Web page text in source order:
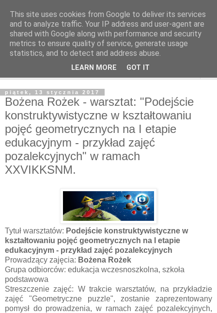
piątek, 13 stycznia 2017
Bożena Rożek - warsztat: "Podejście
konstruktywistyczne w kształtowaniu
pojęć geometrycznych na I etapie
edukacyjnym - przykład zajęć
pozalekcyjnych" w ramach
XXVIKKSNM.
Tytuł warsztatów: Podejście konstruktywistyczne w
kształtowaniu pojęć geometrycznych na I etapie
edukacyjnym - przykład zajęć pozalekcyjnych
Prowadzący zajęcia: Bożena Rożek
Grupa odbiorców: edukacja wczesnoszkolna, szkoła
podstawowa
Streszczenie zajęć: W trakcie warsztatów, na przykładzie
zajęć "Geometryczne puzzle", zostanie zaprezentowany
pomysł do prowadzenia, w ramach zajęć pozalekcyjnych,
This site uses cookies from Google to deliver its services
and to analyze traffic. Your IP address and user-agent are
shared with Google along with performance and security
metrics to ensure quality of service, generate usage
statistics, and to detect and address abuse.
LEARN MORE GOT IT